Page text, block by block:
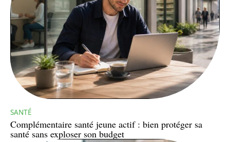
SANTÉ
Complémentaire santé jeune actif : bien protéger sa
santé sans exploser son budget